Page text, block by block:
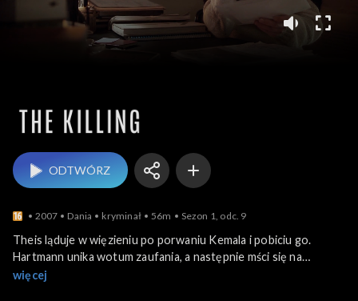
ODTWÓRZ
2007 Dania kryminał 56m Sezon 1, odc. 9
Theis ląduje w więzieniu po porwaniu Kemala i pobiciu go.
Hartmann unika wotum zaufania, a następnie mści się na
spiskowcach.
więcej